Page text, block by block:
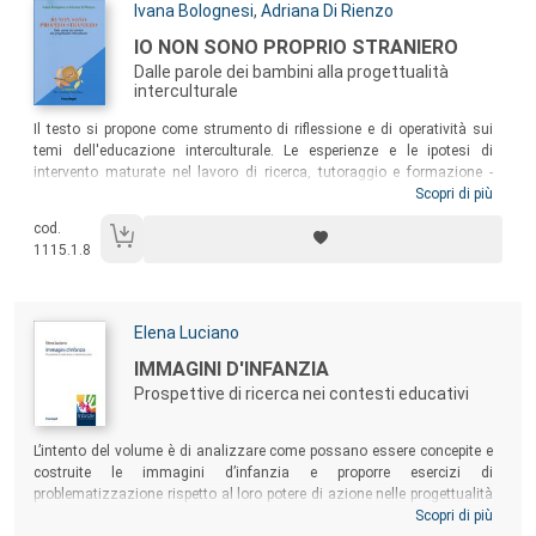
Autori:
Ivana Bolognesi, Adriana Di Rienzo
Titolo:
IO NON SONO PROPRIO STRANIERO
Dalle parole dei bambini alla progettualità
interculturale
Sommario:
Il testo si propone come strumento di riflessione e di operatività sui
temi dell'educazione interculturale. Le esperienze e le ipotesi di
intervento maturate nel lavoro di ricerca, tutoraggio e formazione -
sulla valorizzazione delle differenze e somiglianze, il decentramento,
un’occasione per ridefinire i principi e rivisitare le pratiche didattiche
orientandole in direzione interculturale. I percorsi illustrati
bambine e bambini di origini differenti si avvicinano e si preparano a
una convivenza rispettosa delle diverse storie e identità.
Scopri di più
cod.
1115.1.8
Autori:
Elena Luciano
Titolo:
IMMAGINI D'INFANZIA
Prospettive di ricerca nei contesti educativi
Sommario:
L’intento del volume è di analizzare come possano essere concepite e
costruite le immagini d’infanzia e proporre esercizi di
problematizzazione rispetto al loro potere di azione nelle progettualità
dei servizi per l’infanzia, nel tentativo di illustrare come tali immagini
Scopri di più